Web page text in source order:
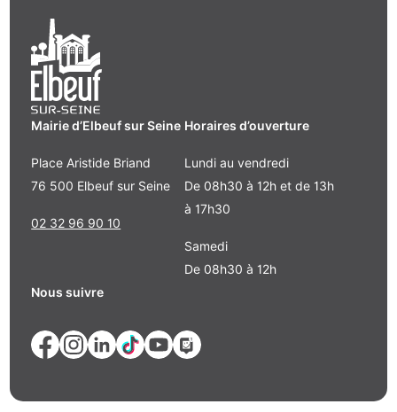
Mairie d’Elbeuf sur Seine
Place Aristide Briand
76 500 Elbeuf sur Seine
02 32 96 90 10
Horaires d’ouverture
Lundi au vendredi
De 08h30 à 12h et de 13h
à 17h30
Samedi
De 08h30 à 12h
Nous suivre